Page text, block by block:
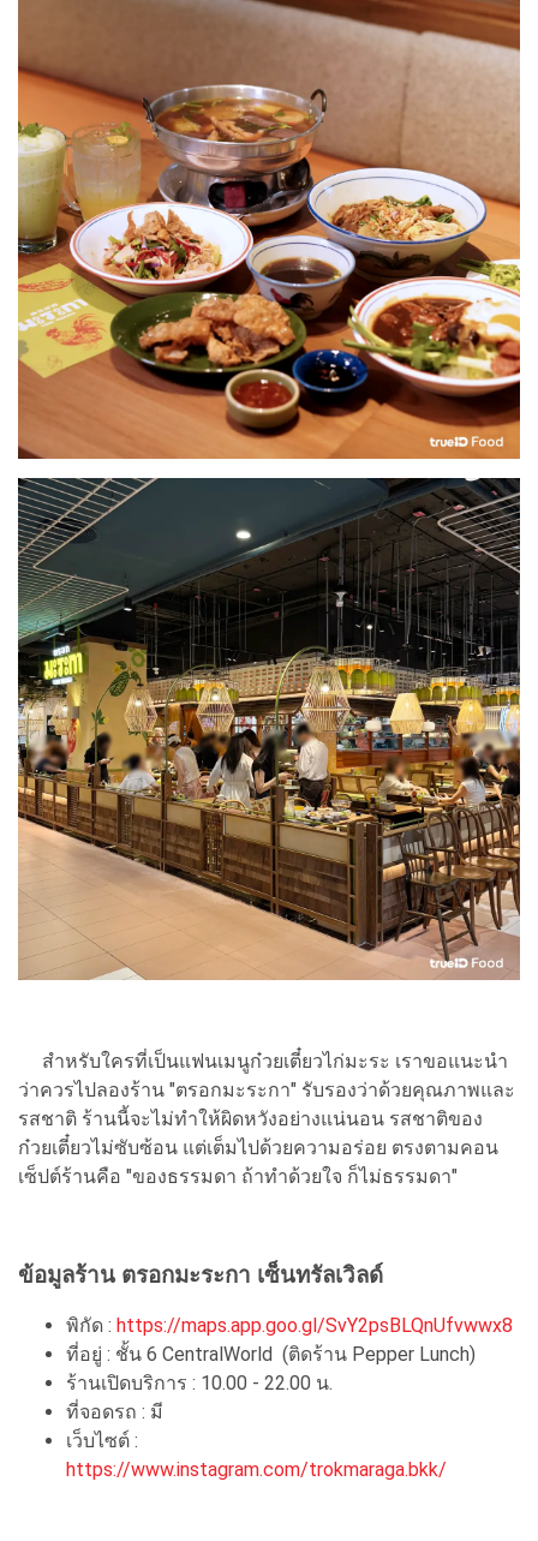
สำหรับใครที่เป็นแฟนเมนูก๋วยเตี๋ยวไก่มะระ เราขอแนะนำ
ว่าควรไปลองร้าน "ตรอกมะระกา" รับรองว่าด้วยคุณภาพและ
รสชาติ ร้านนี้จะไม่ทำให้ผิดหวังอย่างแน่นอน รสชาติของ
ก๋วยเตี๋ยวไม่ซับซ้อน แต่เต็มไปด้วยความอร่อย ตรงตามคอน
เซ็ปต์ร้านคือ "ของธรรมดา ถ้าทำด้วยใจ ก็ไม่ธรรมดา"
ข้อมูลร้าน ตรอกมะระกา เซ็นทรัลเวิลด์
พิกัด : https://maps.app.goo.gl/SvY2psBLQnUfvwwx8
ที่อยู่ : ชั้น 6 CentralWorld (ติดร้าน Pepper Lunch)
ร้านเปิดบริการ : 10.00 - 22.00 น.
ที่จอดรถ : มี
เว็บไซต์ :
https://www.instagram.com/trokmaraga.bkk/